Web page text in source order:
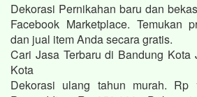
Dekorasi Pernikahan baru dan
Facebook Marketplace. Temukan
dan jual item Anda secara gratis.
Cari Jasa Terbaru di Bandung Kota
Kota
Dekorasi ulang tahun murah. Rp